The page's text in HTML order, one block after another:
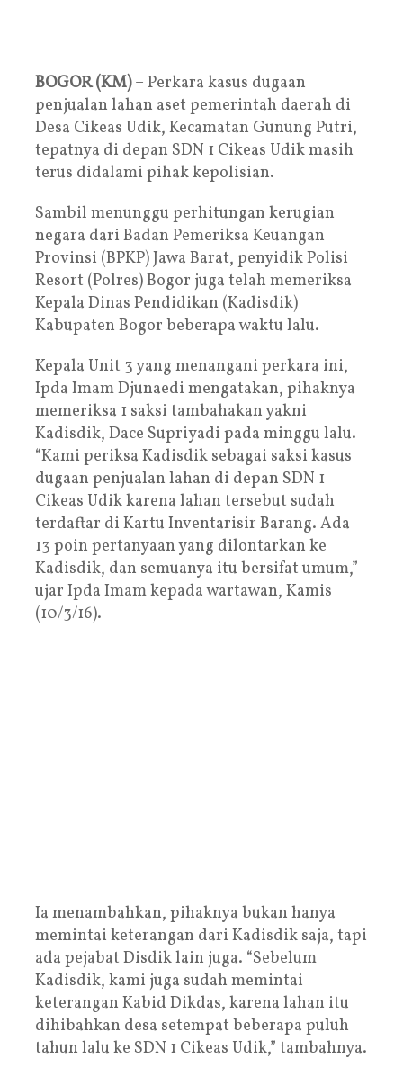
BOGOR (KM)– Perkara kasus dugaan
penjualan lahan aset pemerintah daerah di
Desa Cikeas Udik, Kecamatan Gunung Putri,
tepatnya di depan SDN 1 Cikeas Udik masih
terus didalami pihak kepolisian.
Sambil menunggu perhitungan kerugian
negara dari Badan Pemeriksa Keuangan
Provinsi (BPKP) Jawa Barat, penyidik Polisi
Resort (Polres) Bogor juga telah memeriksa
Kepala Dinas Pendidikan (Kadisdik)
Kabupaten Bogor beberapa waktu lalu.
Kepala Unit 3 yang menangani perkara ini,
Ipda Imam Djunaedi mengatakan, pihaknya
memeriksa 1 saksi tambahakan yakni
Kadisdik, Dace Supriyadi pada minggu lalu.
“Kami periksa Kadisdik sebagai saksi kasus
dugaan penjualan lahan di depan SDN 1
Cikeas Udik karena lahan tersebut sudah
terdaftar di Kartu Inventarisir Barang. Ada
13 poin pertanyaan yang dilontarkan ke
Kadisdik, dan semuanya itu bersifat umum,”
ujar Ipda Imam kepada wartawan, Kamis
(10/3/16).
Ia menambahkan, pihaknya bukan hanya
memintai keterangan dari Kadisdik saja, tapi
ada pejabat Disdik lain juga. “Sebelum
Kadisdik, kami juga sudah memintai
keterangan Kabid Dikdas, karena lahan itu
dihibahkan desa setempat beberapa puluh
tahun lalu ke SDN 1 Cikeas Udik,” tambahnya.